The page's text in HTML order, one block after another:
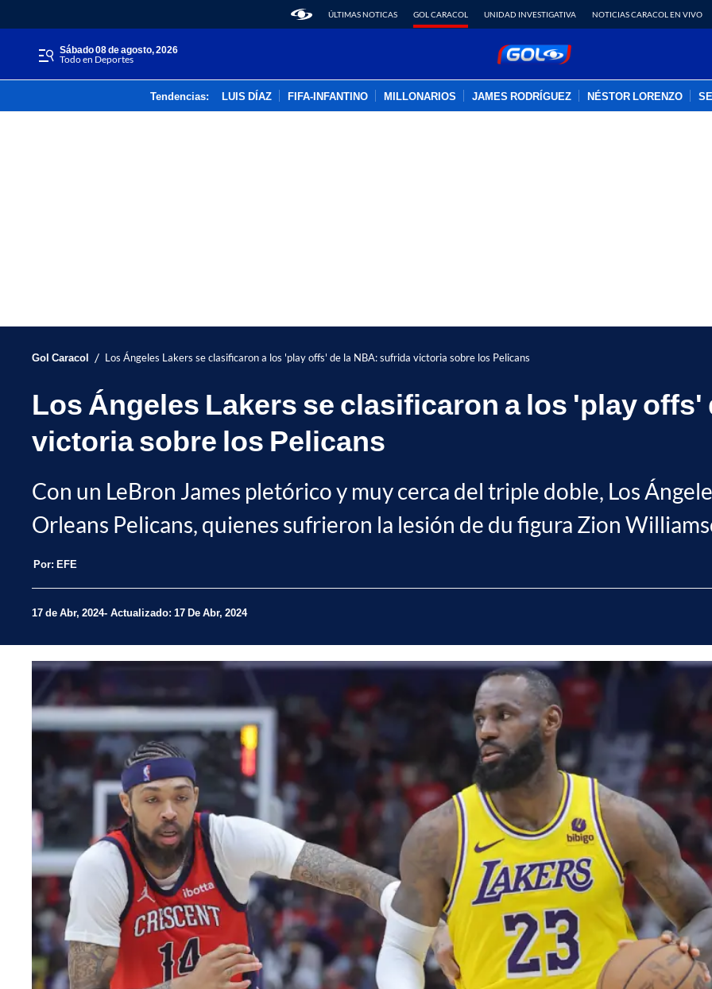
ÚLTIMAS NOTICAS GOL CARACOL UNIDAD INVESTIGATIVA NOTICIAS CARACOL EN VIVO
sábado 08 de agosto, 2026
Todo en Deportes
Tendencias: LUIS DÍAZ FIFA-INFANTINO MILLONARIOS JAMES RODRÍGUEZ NÉSTOR LORENZO
Gol Caracol / Los Ángeles Lakers se clasificaron a los 'play offs' de la NBA: sufrida victoria sobre los Pelicans
Los Ángeles Lakers se clasificaron a los 'play offs'
victoria sobre los Pelicans
Con un LeBron James pletórico y muy cerca del triple doble, Los
Orleans Pelicans, quienes sufrieron la lesión de du figura Zion
Por: EFE
17 de Abr, 2024 Actualizado: 17 De Abr, 2024